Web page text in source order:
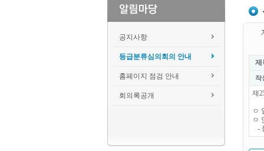
공지사항
등급분류심의회의 안내
홈페이지 점검 안내
회의록공개
제
작
제
ㅇ
ㅇ
-